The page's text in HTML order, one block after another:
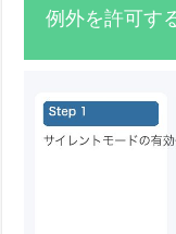
例外を許可す